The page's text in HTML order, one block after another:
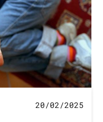
20/02/2025